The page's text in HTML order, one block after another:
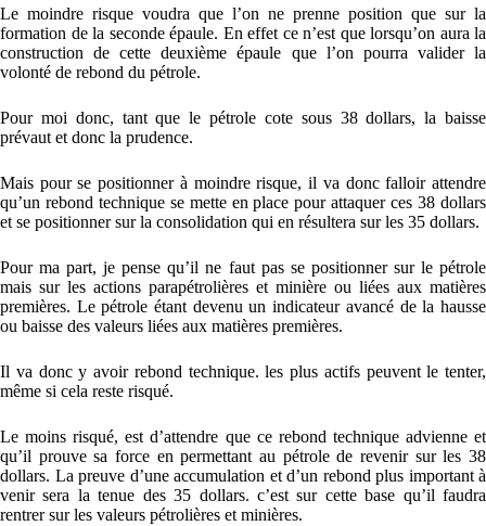
Le moindre risque voudra que l’on ne prenne position que sur la
formation de la seconde épaule. En effet ce n’est que lorsqu’on aura la
construction de cette deuxième épaule que l’on pourra valider la
volonté de rebond du pétrole.
Pour moi donc, tant que le pétrole cote sous 38 dollars, la baisse
prévaut et donc la prudence.
Mais pour se positionner à moindre risque, il va donc falloir attendre
qu’un rebond technique se mette en place pour attaquer ces 38 dollars
et se positionner sur la consolidation qui en résultera sur les 35 dollars.
Pour ma part, je pense qu’il ne faut pas se positionner sur le pétrole
mais sur les actions parapétrolières et minière ou liées aux matières
premières. Le pétrole étant devenu un indicateur avancé de la hausse
ou baisse des valeurs liées aux matières premières.
Il va donc y avoir rebond technique. les plus actifs peuvent le tenter,
même si cela reste risqué.
Le moins risqué, est d’attendre que ce rebond technique advienne et
qu’il prouve sa force en permettant au pétrole de revenir sur les 38
dollars. La preuve d’une accumulation et d’un rebond plus important à
venir sera la tenue des 35 dollars. c’est sur cette base qu’il faudra
rentrer sur les valeurs pétrolières et minières.